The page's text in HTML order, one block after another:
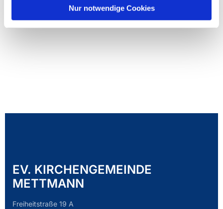
Nur notwendige Cookies
EV. KIRCHENGEMEINDE
METTMANN
Freiheitstraße 19 A